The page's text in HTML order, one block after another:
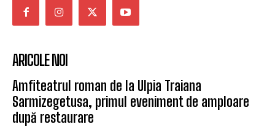
ARICOLE NOI
Amfiteatrul roman de la Ulpia Traiana
Sarmizegetusa, primul eveniment de amploare
după restaurare